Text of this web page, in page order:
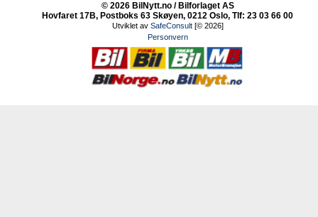
© 2026 BilNytt.no / Bilforlaget AS
Hovfaret 17B, Postboks 63 Skøyen, 0212 Oslo, Tlf: 23 03 66 00
Utviklet av SafeConsult[© 2026]
Personvern